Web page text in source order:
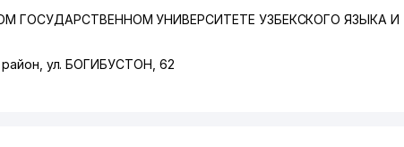
ГОСУДАРСТВЕННОМ УНИВЕРСИТЕТЕ УЗБЕКСКОГО ЯЗЫКА И
ул. БОГИБУСТОН , 62